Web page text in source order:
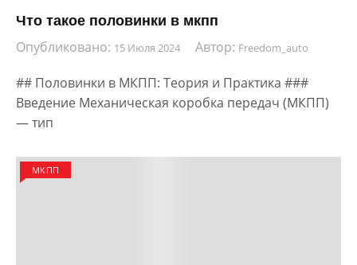
Что такое половинки в мкпп
Опубликовано: 15 Июля 2024 Автор: Freedom_auto
## Половинки в МКПП: Теория и Практика ###
Введение Механическая коробка передач (МКПП)
— тип
МКПП